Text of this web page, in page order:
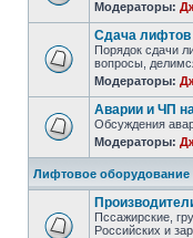
Модераторы:
Сдача лифтов
Порядок сдачи
вопросы,
Модераторы:
Аварии и ЧП
Обсуждения
Модераторы:
Лифтовое оборудование
Пссажирские,
Российских и